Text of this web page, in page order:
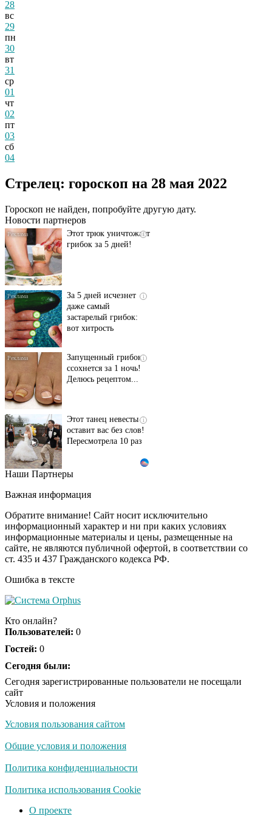
28
вс
29
пн
30
вт
31
ср
01
чт
02
пт
03
сб
04
Стрелец: гороскоп на 28 мая 2022
Гороскоп не найден, попробуйте другую дату.
Новости партнеров
запущенный грибок
исчезнет с корнем,
i
Этот трюк уничтожает
грибок за 5 дней!
i
За 5 дней исчезнет
даже самый
застарелый грибок:
вот хитрость
i
Запущенный грибок
ссохнется за 1 ночь!
Делюсь рецептом...
i
Этот танец невесты
оставит вас без слов!
Пересмотрела 10 раз
Ролик длится пару
шоке от увиденного
i
Ролик из Омска: вы
будете смеяться долго
Ржу не переставая, это
Скрытая камера на
люди вытворяют, когда
Ролик длится
смеяться вы будете
Королева вагона
оставит равнодушным
Наши Партнеры
Важная информация
Обратите внимание! Сайт носит исключительно
информационный характер и ни при каких условиях
информационные материалы и цены, размещенные на
сайте, не являются публичной офертой, в соответствии со
ст. 435 и 437 Гражданского кодекса РФ.
Ошибка в тексте
Кто онлайн?
Пользователей: 0
Гостей: 0
Сегодня были:
Сегодня зарегистрированные пользователи не посещали
сайт
Условия и положения
Условия пользования сайтом
Общие условия и положения
Политика конфиденциальности
Политика использования Cookie
О проекте